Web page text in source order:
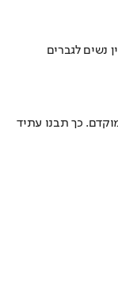
נשים לגברים
כך תבנו עתיד